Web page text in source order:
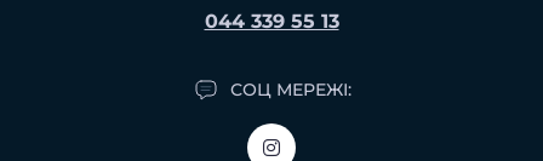
044 339 55 13
СОЦ МЕРЕЖІ: